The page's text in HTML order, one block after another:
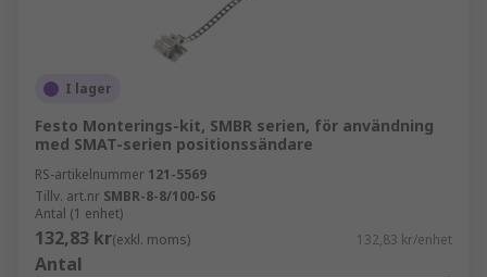
I lager
Festo Monterings-kit, SMBR serien, för användning
med SMAT-serien positionssändare
RS-artikelnummer 121-5569
Tillv. art.nr SMBR-8-8/100-S6
Antal (1 enhet)
132,83 kr(exkl. moms) 132,83 kr/enhet
Antal